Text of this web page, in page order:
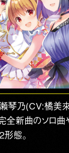
瀬琴乃(CV:橘
全新曲のソロ曲
態。